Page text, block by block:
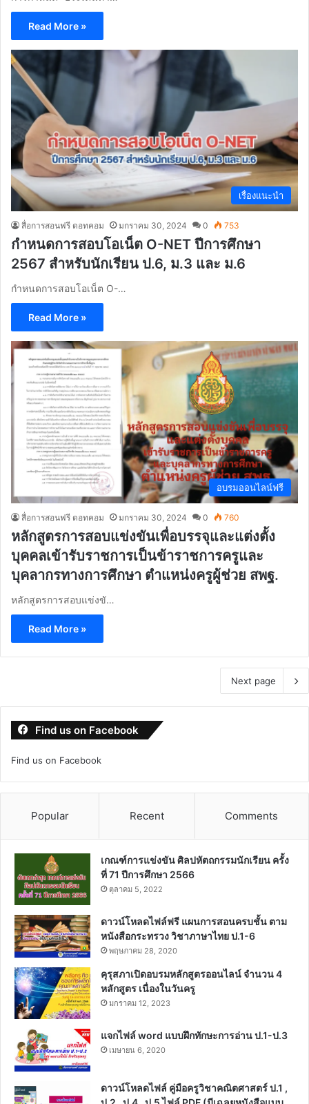
Read More »
เรื่องแนะนำ
สื่อการสอนฟรี ดอทคอม มกราคม 30, 2024 0 753
กำหนดการสอบโอเน็ต O-NET ปีการศึกษา
2567 สำหรับนักเรียน ป.6, ม.3 และ ม.6
กำหนดการสอบโอเน็ต O-…
Read More »
อบรมออนไลน์ฟรี
สื่อการสอนฟรี ดอทคอม มกราคม 30, 2024 0 760
หลักสูตรการสอบแข่งขันเพื่อบรรจุและแต่งตั้ง
บุคคลเข้ารับราชการเป็นข้าราชการครูและ
บุคลากรทางการศึกษา ตำแหน่งครูผู้ช่วย สพฐ.
หลักสูตรการสอบแข่งขั…
Read More »
Next page
Find us on Facebook
Find us on Facebook
Popular Recent Comments
เกณฑ์การแข่งขัน ศิลปหัตถกรรมนักเรียน ครั้ง
ที่ 71 ปีการศึกษา 2566
ตุลาคม 5, 2022
ดาวน์โหลดไฟล์ฟรี แผนการสอนครบชั้น ตาม
หนังสือกระทรวง วิชาภาษาไทย ป.1-6
พฤษภาคม 28, 2020
คุรุสภาเปิดอบรมหลักสูตรออนไลน์ จำนวน 4
หลักสูตร เนื่องในวันครู
มกราคม 12, 2023
แจกไฟล์ word แบบฝึกทักษะการอ่าน ป.1-ป.3
เมษายน 6, 2020
ดาวน์โหลดไฟล์ คู่มือครูวิชาคณิตศาสตร์ ป.1 ,